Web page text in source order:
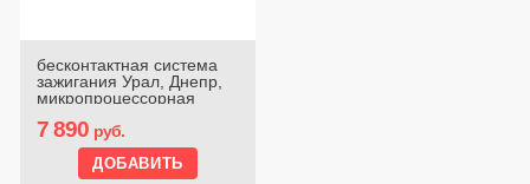
бесконтактная система
зажигания Урал, Днепр,
микропроцессорная
7 890 руб.